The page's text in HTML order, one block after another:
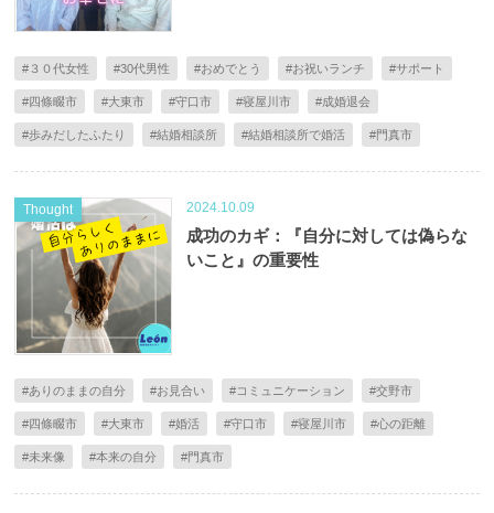
#３０代女性 #30代男性 #おめでとう #お祝いランチ #サポート
#四條畷市 #大東市 #守口市 #寝屋川市 #成婚退会
#歩みだしたふたり #結婚相談所 #結婚相談所で婚活 #門真市
2024.10.09
Thought
成功のカギ：『自分に対しては偽らな
いこと』の重要性
#ありのままの自分 #お見合い #コミュニケーション #交野市
#四條畷市 #大東市 #婚活 #守口市 #寝屋川市 #心の距離
#未来像 #本来の自分 #門真市